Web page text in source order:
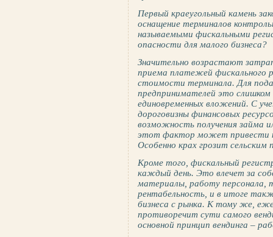
Первый краеугольный камень
оснащение терминалов
называемыми фискальными
опасности для малого бизнеса?
Значительно возрастают
приема платежей фискального
стоимости терминала. Для
предпринимателей это
единовременных вложений. С
дороговизны финансовых
возможность получения займа
этот фактор может привести к
Особенно крах грозит сельским
Кроме того, фискальный
каждый день. Это влечет за
материалы, работу
рентабельность, и в итоге
бизнеса с рынка. К тому же,
противоречит сути самого
основной принцип вендинга –